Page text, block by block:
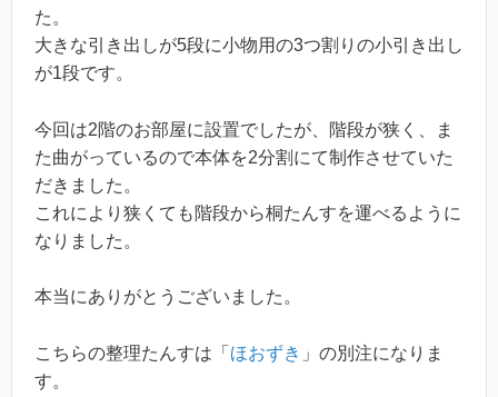
た。
大きな引き出しが5段に小物用の3つ割りの小引き出し
が1段です。
今回は2階のお部屋に設置でしたが、階段が狭く、ま
た曲がっているので本体を2分割にて制作させていた
だきました。
これにより狭くても階段から桐たんすを運べるように
なりました。
本当にありがとうございました。
こちらの整理たんすは「 ほおずき 」の別注になりま
す。